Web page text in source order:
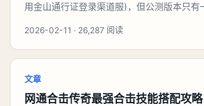
用金山通行证登录渠道服)，但公测版本只有
2026-02-11 · 26,287 阅读
文章
网通合击传奇最强合击技能搭配攻略